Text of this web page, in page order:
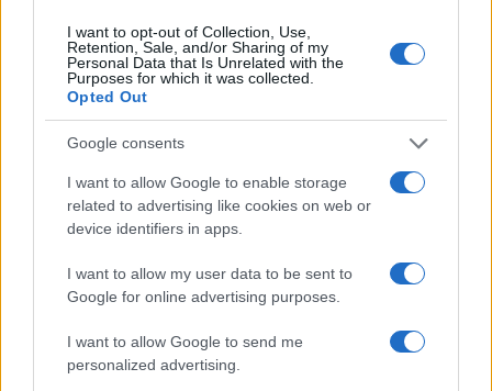
I want to opt-out of Collection, Use,
Retention, Sale, and/or Sharing of my
Personal Data that Is Unrelated with the
Purposes for which it was collected.
Opted Out
Google consents
I want to allow Google to enable storage
related to advertising like cookies on web or
device identifiers in apps.
I want to allow my user data to be sent to
Google for online advertising purposes.
I want to allow Google to send me
personalized advertising.
Condividi l'articolo
F
a
ce
b
o
k
T
w
it
te
r
Pi
n
te
re
st
W
h
s
A
p
S
h
re
Prossimo articolo
NOTIZIE RECENTI
Ristorante distrutto dalle fiamme a La
Maddalena, incendio a Monti d’à rena